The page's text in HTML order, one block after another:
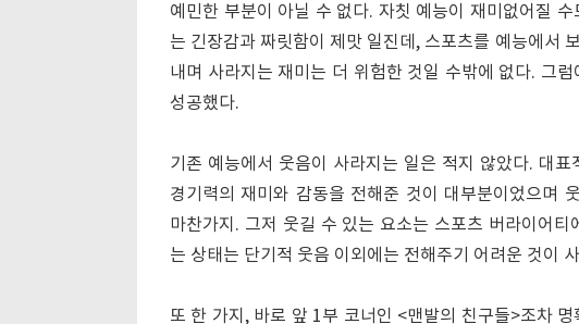
예민한 부분이 아닐 수 없다. 자칫 예능이 재미없어질
는 긴장감과 짜릿함이 제맛 일진데, 스포츠를 예능에서
내며 사라지는 재미는 더 위험한 것일 수밖에 없다. 그
성공했다.
기존 예능에서 웃음이 사라지는 일은 적지 않았다. 대표
경기력의 재미와 감동을 전해준 것이 대부분이었으며
마찬가지. 그저 웃길 수 있는 요소는 스포츠 버라이어
는 상태는 단기적 웃음 이외에는 전해주기 어려운 것이
또 한 가지, 바로 앞 1부 코너인 <맨발의 친구들>조차